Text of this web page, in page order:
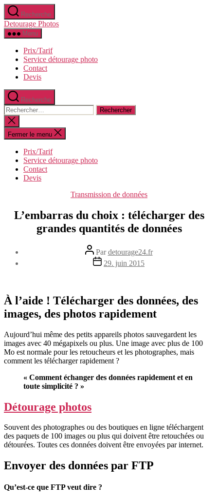
Aller
au
contenu
Recherche
Detourage Photos
Menu
Prix/Tarif
Service détourage photo
Contact
Devis
Recherche
Rechercher :
Fermer
la
recherche
Fermer le menu
Prix/Tarif
Service détourage photo
Contact
Devis
Catégories
Transmission de données
L’embarras du choix : télécharger des
grandes quantités de données
Auteur
de
l’article
Pardetourage24.fr
Date29. juin 2015
À l’aide ! Télécharger des données, des
images, des photos rapidement
Aujourd’hui même des petits appareils photos sauvegardent les
images avec 40 mégapixels ou plus. Une image avec plus de 100
Mo est normale pour les retoucheurs et les photographes, mais
comment les télécharger rapidement ?
« Comment échanger des données rapidement et en
toute simplicité ? »
Détourage photos
Souvent des photographes ou des boutiques en ligne téléchargent
des paquets de 100 images ou plus qui doivent être retouchées ou
détourées. Toutes ces données doivent être envoyées par internet.
Envoyer des données par FTP
Qu’est-ce que FTP veut dire ?